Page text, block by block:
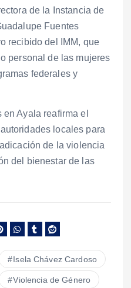
de la Instancia de
Fuentes
recibido del IMM, que
personal de las mujeres
federales y
Ayala reafirma el
locales para
de la violencia
del bienestar de las
Isela Chávez Cardoso
Violencia de Género